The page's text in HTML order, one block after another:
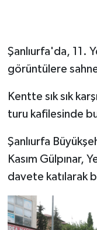
Şanlıurfa'da, 11.
görüntülere
Kentte sık sık
turu kafilesinde
Şanlıurfa
Kasım Gülpınar,
davete katılarak